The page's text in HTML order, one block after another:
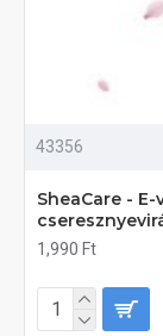
43356
SheaCare -
1,990 Ft